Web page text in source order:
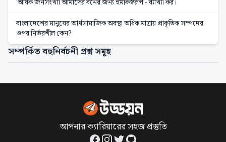
'অধিক জনসংখ্যা আমাদের বনের জন্য হুমকিস্বরূপ'- ব্যাখ্যা কর।
বাংলাদেশের মানুষের আর্থসামাজিক অবস্থা অধিক মাত্রায় প্রাকৃতিক সম্পদের
ওপর নির্ভরশীল কেন?
সম্পর্কিত বহুনির্বচনী প্রশ্ন সমূহ
আপনার ক্যারিয়ারের সহজ প্রস্তুতি
Facebook
Instagram
TwitterGitHub